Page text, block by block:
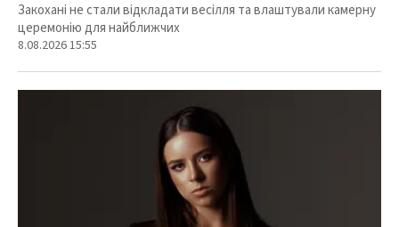
Закохані не стали відкладати весілля та влаштували камерну
церемонію для найближчих
8.08.2026 15:55